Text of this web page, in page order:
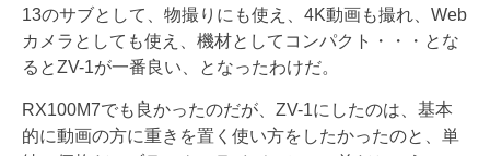
13のサブとして、物撮りにも使え、4K動画も撮れ、Web
カメラとしても使え、機材としてコンパクト・・・とな
るとZV-1が一番良い、となったわけだ。
RX100M7でも良かったのだが、ZV-1にしたのは、基本
的に動画の方に重きを置く使い方をしたかったのと、単